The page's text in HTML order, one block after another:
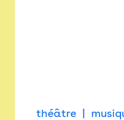
théâtre